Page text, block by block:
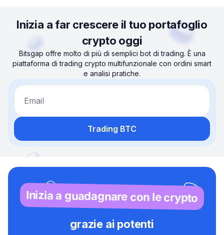
Inizia a far crescere il tuo portafoglio
crypto oggi
Bitsgap offre molto di più di semplici bot di trading. È una
piattaforma di trading crypto multifunzionale con ordini smart
e analisi pratiche.
Email
Trading BTC
Inizia a guadagnare con le crypto
grazie ai potenti